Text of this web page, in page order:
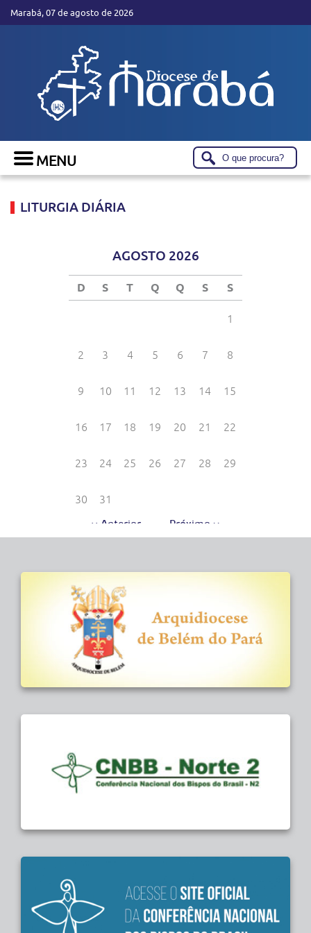
Marabá, 07 de agosto de 2026
LITURGIA DIÁRIA